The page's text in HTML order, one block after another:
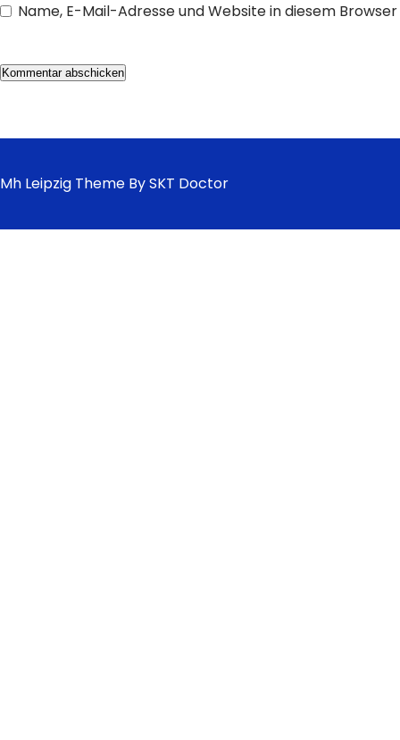
Name, E-Mail-Adresse und Website in diesem
Mh Leipzig Theme By SKT Doctor